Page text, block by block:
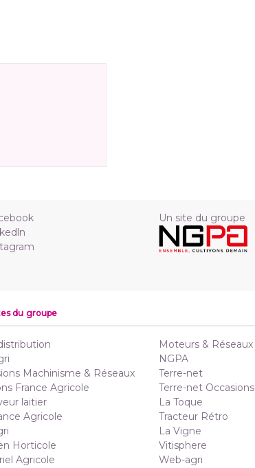
Un site du groupe
du groupe
Machinisme & Réseaux
France Agricole
laitier
Agricole
Horticole
Agricole
Moteurs & Réseaux
NGPA
Terre-net
Terre-net Occasions
La Toque
Tracteur Rétro
La Vigne
Vitisphere
Web-agri